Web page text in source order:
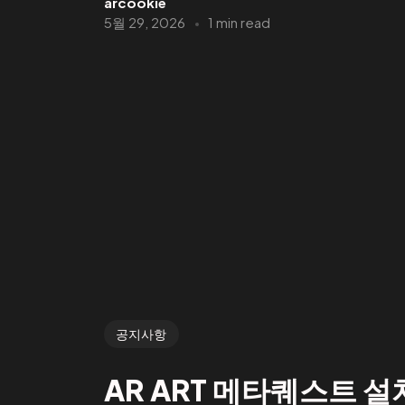
5월 29, 2026
1 min read
공지사항
AR ART 메타퀘스트 설